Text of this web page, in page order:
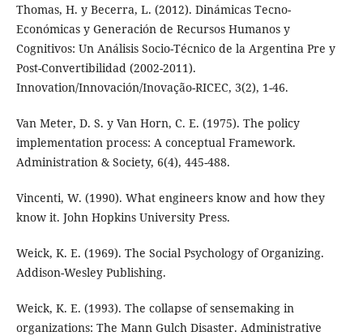
Thomas, H. y Becerra, L. (2012). Dinámicas Tecno-
Económicas y Generación de Recursos Humanos y
Cognitivos: Un Análisis Socio-Técnico de la Argentina Pre y
Post-Convertibilidad (2002-2011).
Innovation/Innovación/Inovação-RICEC, 3(2), 1-46.
Van Meter, D. S. y Van Horn, C. E. (1975). The policy
implementation process: A conceptual Framework.
Administration & Society, 6(4), 445-488.
Vincenti, W. (1990). What engineers know and how they
know it. John Hopkins University Press.
Weick, K. E. (1969). The Social Psychology of Organizing.
Addison-Wesley Publishing.
Weick, K. E. (1993). The collapse of sensemaking in
organizations: The Mann Gulch Disaster. Administrative